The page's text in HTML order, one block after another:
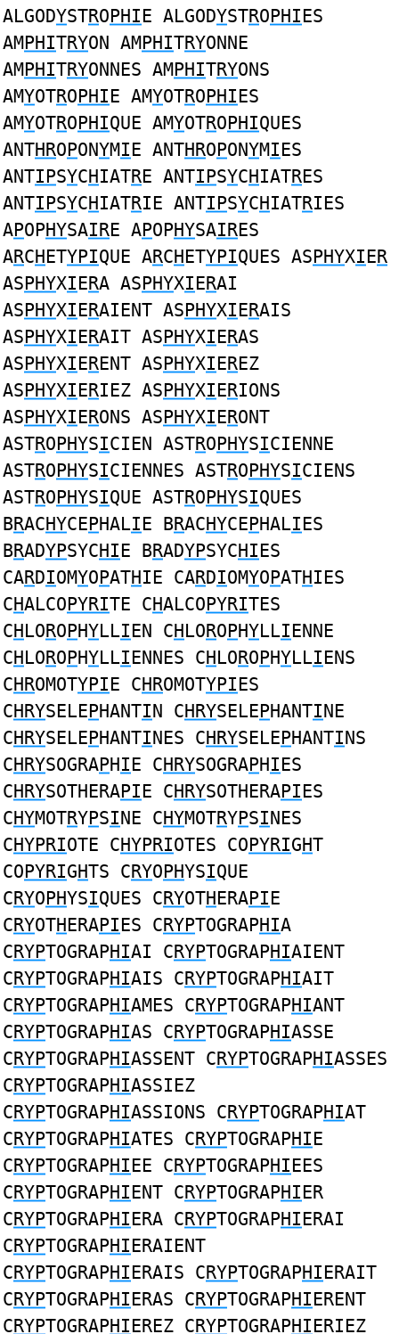
ALGODYSTROPHIE ALGODYSTROPHIES
AMPHITRYON AMPHITRYONNE
AMPHITRYONNES AMPHITRYONS
AMYOTROPHIE AMYOTROPHIES
AMYOTROPHIQUE AMYOTROPHIQUES
ANTHROPONYMIE ANTHROPONYMIES
ANTIPSYCHIATRE ANTIPSYCHIATRES
ANTIPSYCHIATRIE ANTIPSYCHIATRIES
APOPHYSAIRE APOPHYSAIRES
ARCHETYPIQUE ARCHETYPIQUES ASPHYXIER
ASPHYXIERA ASPHYXIERAI
ASPHYXIERAIENT ASPHYXIERAIS
ASPHYXIERAIT ASPHYXIERAS
ASPHYXIERENT ASPHYXIEREZ
ASPHYXIERIEZ ASPHYXIERIONS
ASPHYXIERONS ASPHYXIERONT
ASTROPHYSICIEN ASTROPHYSICIENNE
ASTROPHYSICIENNES ASTROPHYSICIENS
ASTROPHYSIQUE ASTROPHYSIQUES
BRACHYCEPHALIE BRACHYCEPHALIES
BRADYPSYCHIE BRADYPSYCHIES
CARDIOMYOPATHIE CARDIOMYOPATHIES
CHALCOPYRITE CHALCOPYRITES
CHLOROPHYLLIEN CHLOROPHYLLIENNE
CHLOROPHYLLIENNES CHLOROPHYLLIENS
CHROMOTYPIE CHROMOTYPIES
CHRYSELEPHANTIN CHRYSELEPHANTINE
CHRYSELEPHANTINES CHRYSELEPHANTINS
CHRYSOGRAPHIE CHRYSOGRAPHIES
CHRYSOTHERAPIE CHRYSOTHERAPIES
CHYMOTRYPSINE CHYMOTRYPSINES
CHYPRIOTE CHYPRIOTES COPYRIGHT
COPYRIGHTS CRYOPHYSIQUE
CRYOPHYSIQUES CRYOTHERAPIE
CRYOTHERAPIES CRYPTOGRAPHIA
CRYPTOGRAPHIAI CRYPTOGRAPHIAIENT
CRYPTOGRAPHIAIS CRYPTOGRAPHIAIT
CRYPTOGRAPHIAMES CRYPTOGRAPHIANT
CRYPTOGRAPHIAS CRYPTOGRAPHIASSE
CRYPTOGRAPHIASSENT CRYPTOGRAPHIASSES
CRYPTOGRAPHIASSIEZ
CRYPTOGRAPHIASSIONS CRYPTOGRAPHIAT
CRYPTOGRAPHIATES CRYPTOGRAPHIE
CRYPTOGRAPHIEE CRYPTOGRAPHIEES
CRYPTOGRAPHIENT CRYPTOGRAPHIER
CRYPTOGRAPHIERA CRYPTOGRAPHIERAI
CRYPTOGRAPHIERAIENT
CRYPTOGRAPHIERAIS CRYPTOGRAPHIERAIT
CRYPTOGRAPHIERAS CRYPTOGRAPHIERENT
CRYPTOGRAPHIEREZ CRYPTOGRAPHIERIEZ